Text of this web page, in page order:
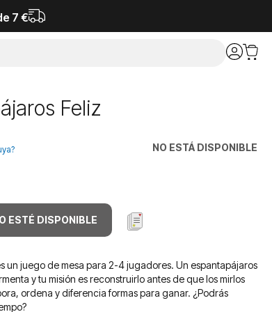
7 €
Feliz
NO ESTÁ DISPONIBLE
ESTÉ DISPONIBLE
un juego de mesa para 2-4 jugadores. Un espantapájaros
y tu misión es reconstruirlo antes de que los mirlos
ordena y diferencia formas para ganar. ¿Podrás